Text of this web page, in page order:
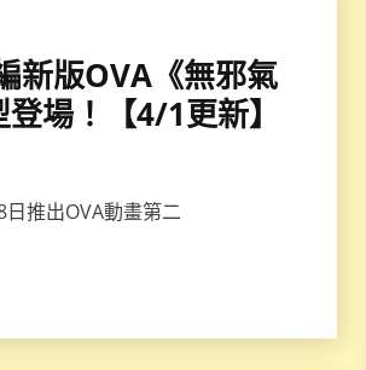
新版OVA《無邪氣
場！【4/1更新】
推出OVA動畫第二